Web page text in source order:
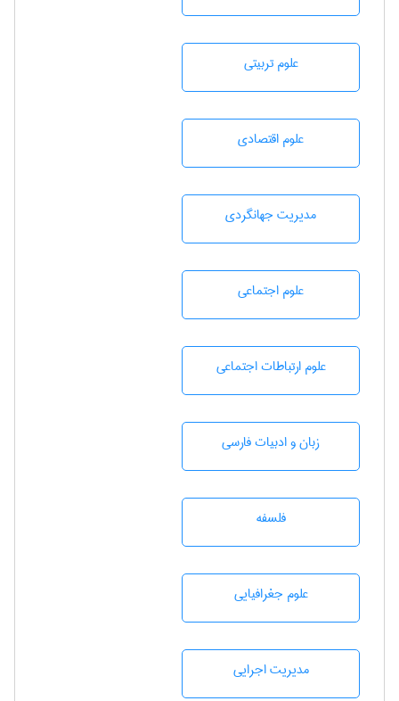
علوم تربيتی
علوم اقتصادی
مديريت جهانگردی
علوم اجتماعی
علوم ارتباطات اجتماعی
زبان و ادبيات فارسی
فلسفه
علوم جغرافيايی
مديريت اجرايی